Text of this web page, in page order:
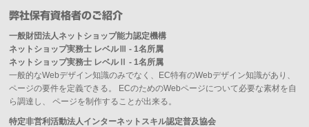
弊社保有資格者のご紹介
一般財団法人ネットショップ能力認定機構
ネットショップ実務士 レベルⅢ - 1名所属
ネットショップ実務士 レベルⅡ - 1名所属
一般的なWebデザイン知識のみでなく、EC特有のWebデザイン知識があり、
ページの要件を定義できる。 ECのためのWebページについて必要な素材を自
ら調達し、 ページを制作することが出来る。
特定非営利活動法人インターネットスキル認定普及協会